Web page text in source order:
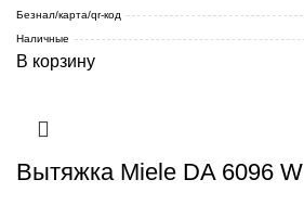
Безнал/карта/qr-код
Наличные
В корзину
Вытяжка Miele DA 6096 W